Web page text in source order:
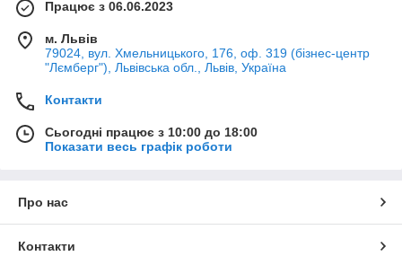
Працює з 06.06.2023
м. Львів
79024, вул. Хмельницького, 176, оф. 319 (бізнес-центр
"Лємберг"), Львівська обл., Львів, Україна
Контакти
Сьогодні працює з 10:00 до 18:00
Показати весь графік роботи
Про нас
Контакти